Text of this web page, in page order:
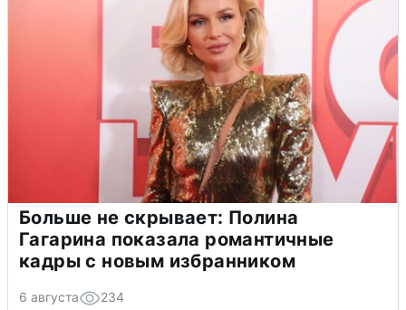
Больше не скрывает: Полина
Гагарина показала романтичные
кадры с новым избранником
6 августа 234